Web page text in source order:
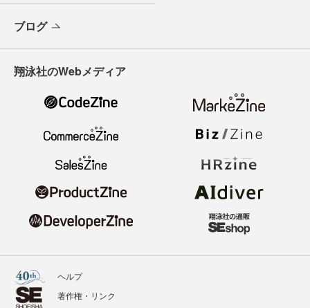
ブログ
翔泳社のWebメディア
ヘルプ
著作権・リンク